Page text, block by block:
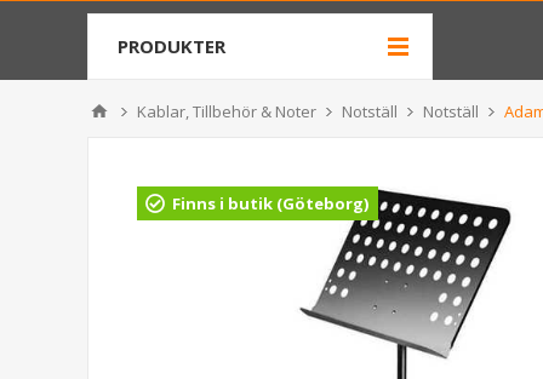
PRODUKTER
Kablar, Tillbehör & Noter Notställ Notställ
Finns i butik (Göteborg)